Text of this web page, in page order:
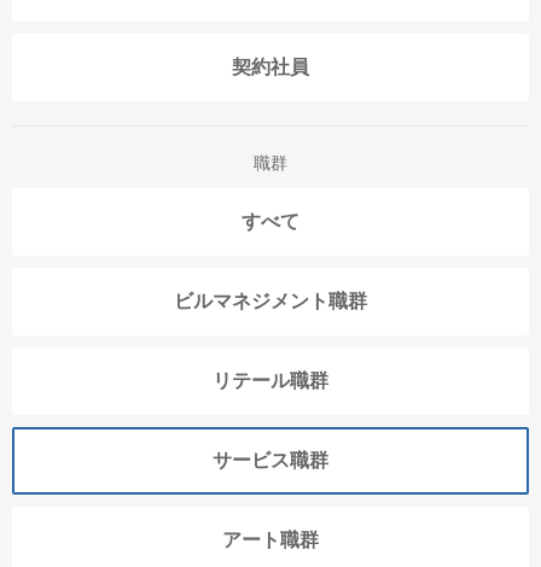
契約社員
職群
すべて
ビルマネジメント職群
リテール職群
サービス職群
アート職群